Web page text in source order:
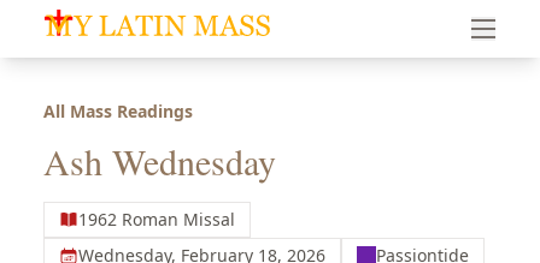
My Latin Mass - Traditional Latin Mass of South Florida
All Mass Readings
Ash Wednesday
1962 Roman Missal
Wednesday, February 18, 2026
Passiontide